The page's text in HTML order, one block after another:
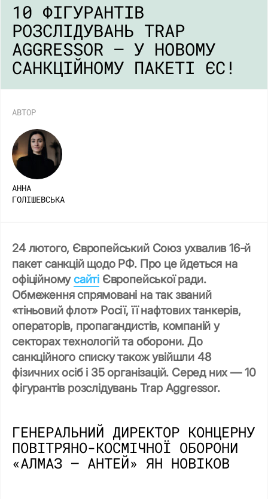
10 ФІГУРАНТІВ
РОЗСЛІДУВАНЬ TRAP
AGGRESSOR — У НОВОМУ
САНКЦІЙНОМУ ПАКЕТІ ЄС!
АВТОР
АННА
ГОЛІШЕВСЬКА
24 лютого, Європейський Союз ухвалив 16-й
пакет санкцій щодо РФ. Про це йдеться на
офіційномусайті Європейської ради.
Обмеження спрямовані на так званий
«тіньовий флот» Росії, її нафтових танкерів,
операторів, пропагандистів, компаній у
секторах технологій та оборони. До
санкційного списку також увійшли 48
фізичних осіб і 35 організацій. Серед них — 10
фігурантів розслідувань Trap Aggressor.
ГЕНЕРАЛЬНИЙ ДИРЕКТОР КОНЦЕРНУ
ПОВІТРЯНО-КОСМІЧНОЇ ОБОРОНИ
«АЛМАЗ — АНТЕЙ» ЯН НОВІКОВ